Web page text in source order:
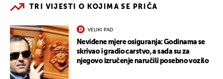
TRI VIJESTI O KOJIMA SE PRIČA
VELIKI PAD
Neviđene mjere osiguranja: Godinama se
skrivao i gradio carstvo, a sada su za
njegovo izručenje naručili posebno vozilo